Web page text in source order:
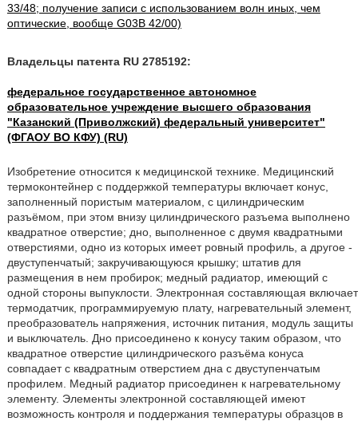
33/48; получение записи с использованием волн иных, чем
оптические, вообще G03B 42/00)
Владельцы патента RU 2785192:
федеральное государственное автономное
образовательное учреждение высшего образования
"Казанский (Приволжский) федеральный университет"
(ФГАОУ ВО КФУ) (RU)
Изобретение относится к медицинской технике. Медицинский
термоконтейнер с поддержкой температуры включает конус,
заполненный пористым материалом, с цилиндрическим
разъёмом, при этом внизу цилиндрического разъема выполнено
квадратное отверстие; дно, выполненное с двумя квадратными
отверстиями, одно из которых имеет ровный профиль, а другое -
двуступенчатый; закручивающуюся крышку; штатив для
размещения в нем пробирок; медный радиатор, имеющий с
одной стороны выпуклости. Электронная составляющая включает
термодатчик, программируемую плату, нагревательный элемент,
преобразователь напряжения, источник питания, модуль защиты
и выключатель. Дно присоединено к конусу таким образом, что
квадратное отверстие цилиндрического разъёма конуса
совпадает с квадратным отверстием дна с двуступенчатым
профилем. Медный радиатор присоединен к нагревательному
элементу. Элементы электронной составляющей имеют
возможность контроля и поддержания температуры образцов в